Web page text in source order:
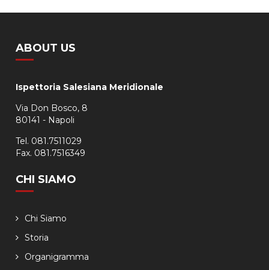
ABOUT US
Ispettoria Salesiana Meridionale
Via Don Bosco, 8
80141 - Napoli
Tel. 081.7511029
Fax. 081.7516349
CHI SIAMO
Chi Siamo
Storia
Organigramma